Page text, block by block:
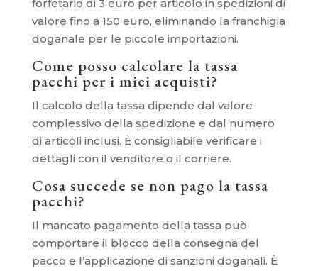
forfetario di 3 euro per articolo in spedizioni di
valore fino a 150 euro, eliminando la franchigia
doganale per le piccole importazioni.
Come posso calcolare la tassa
pacchi per i miei acquisti?
Il calcolo della tassa dipende dal valore
complessivo della spedizione e dal numero
di articoli inclusi. È consigliabile verificare i
dettagli con il venditore o il corriere.
Cosa succede se non pago la tassa
pacchi?
Il mancato pagamento della tassa può
comportare il blocco della consegna del
pacco e l’applicazione di sanzioni doganali. È